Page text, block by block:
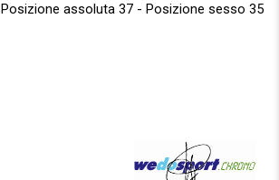
Posizione assoluta 37 - Posizione sesso 35